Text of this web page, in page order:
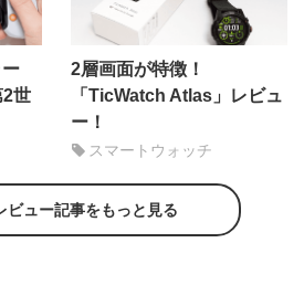
2世
2層画面が特徴！
「TicWatch Atlas」レビュ
ー！
スマートウォッチ
ビュー記事をもっと見る